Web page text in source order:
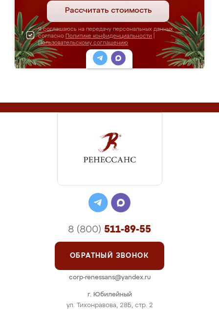
Рассчитать стоимость
Я соглашаюсь на передачу персональных данных
согласно Политике конфиденциальности
Пользовательскому соглашению
г. Юбилейный
ул. Тихонравова, 28Б, стр. 2
8 (800) 511-89-55
ОБРАТНЫЙ ЗВОНОК
corp-renessans@yandex.ru